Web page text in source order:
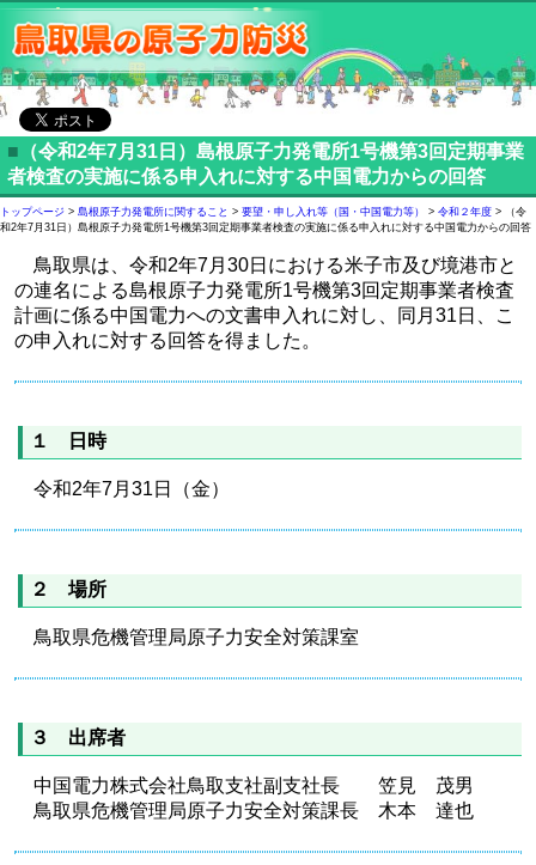
■ （令和2年7月31日）島根原子力発電所1号機第3回定期事業
者検査の実施に係る申入れに対する中国電力からの回答
トップページ > 島根原子力発電所に関すること > 要望・申し入れ等（国・中国電力等） > 令和２年度 > （令
和2年7月31日）島根原子力発電所1号機第3回定期事業者検査の実施に係る申入れに対する中国電力からの回答
鳥取県は、令和2年7月30日における米子市及び境港市と
の連名による島根原子力発電所1号機第3回定期事業者検査
計画に係る中国電力への文書申入れに対し、同月31日、こ
の申入れに対する回答を得ました。
１ 日時
令和2年7月31日（金）
２ 場所
鳥取県危機管理局原子力安全対策課室
３ 出席者
中国電力株式会社鳥取支社副支社長 笠見 茂男
鳥取県危機管理局原子力安全対策課長 木本 達也